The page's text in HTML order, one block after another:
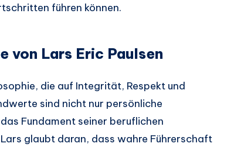
führen können.
von Lars Eric Paulsen
die auf Integrität, Respekt und
sind nicht nur persönliche
Fundament seiner beruflichen
glaubt daran, dass wahre Führerschaft